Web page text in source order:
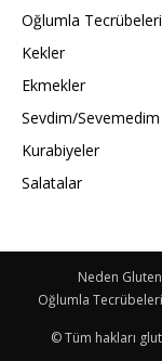
Oğlumla
Kekler
Ekmekler
Sevdim/Sevemedim
Kurabiyeler
Salatalar
Neden
Oğlumla
© Tüm hakları